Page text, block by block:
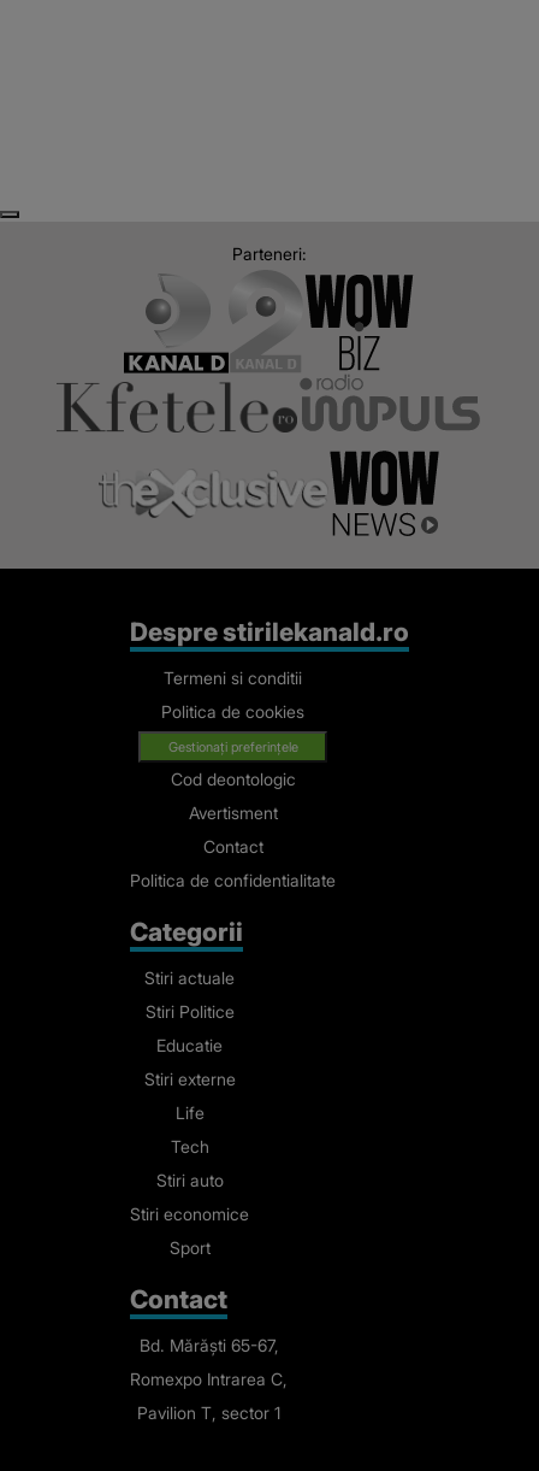
Parteneri:
Despre stirilekanald.ro
Termeni si conditii
Politica de cookies
Gestionați preferințele
Cod deontologic
Avertisment
Contact
Politica de confidentialitate
Categorii
Stiri actuale
Stiri Politice
Educatie
Stiri externe
Life
Tech
Stiri auto
Stiri economice
Sport
Contact
Bd. Mărăști 65-67,
Romexpo Intrarea C,
Pavilion T, sector 1